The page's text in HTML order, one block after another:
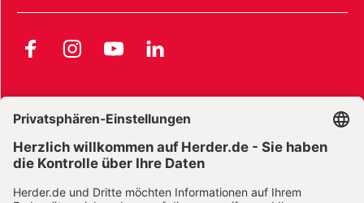
FacebookInstagramYouTubeLinkedIn
Widerrufsbelehrung E-Books
Widerrufsbelehrung Zeitschriften Datenschutz
Datenschutz Social Media Barrierefreiheit